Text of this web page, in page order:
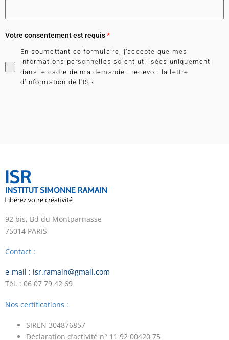
Votre consentement est requis*
En soumettant ce formulaire, j’accepte que mes
informations personnelles soient utilisées uniquement
dans le cadre de ma demande : recevoir la lettre
d’information de l'ISR
92 bis, Bd du Montparnasse
75014 PARIS
Contact :
e-mail : isr.ramain@gmail.com
Tél. : 06 07 79 42 69
Nos certifications :
SIREN 304876857
Déclaration d’activité n° 11 92 00420 75